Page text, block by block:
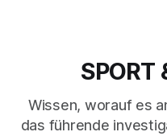
SPORT
Wissen, worauf es
das führende